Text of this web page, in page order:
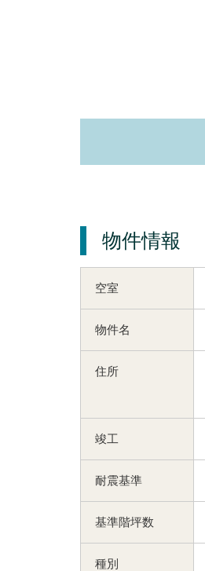
物件情報
空室
物件名
住所
竣工
耐震基準
基準階坪数
種別